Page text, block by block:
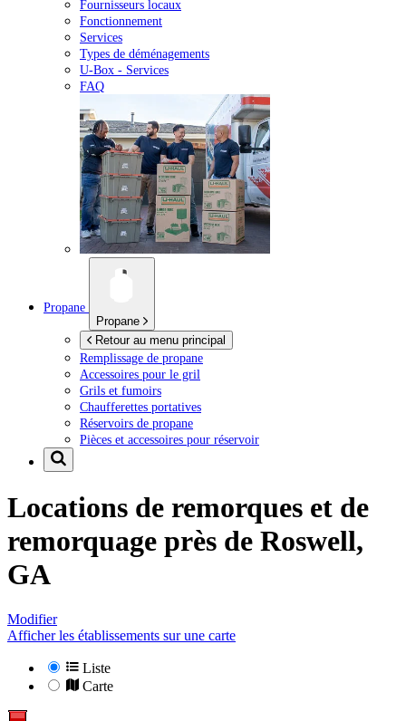
Fournisseurs locaux
Fonctionnement
Services
Types de déménagements
U-Box - Services
FAQ
Propane
Propane
Retour au menu principal
Remplissage de propane
Accessoires pour le gril
Grils et fumoirs
Chaufferettes portatives
Réservoirs de propane
Pièces et accessoires pour réservoir
Locations de remorques et de
remorquage près de Roswell,
GA
Modifier
Afficher les établissements sur une carte
Liste
Carte